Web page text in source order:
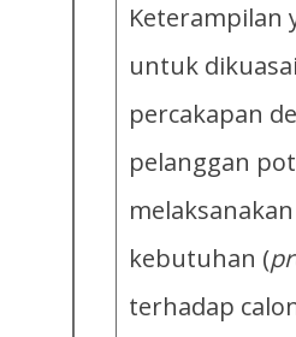
Keterampilan
untuk
percakapan
pelanggan
kebutuhan (
terhadap